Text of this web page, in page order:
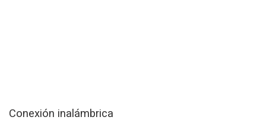
Conexión inalámbrica